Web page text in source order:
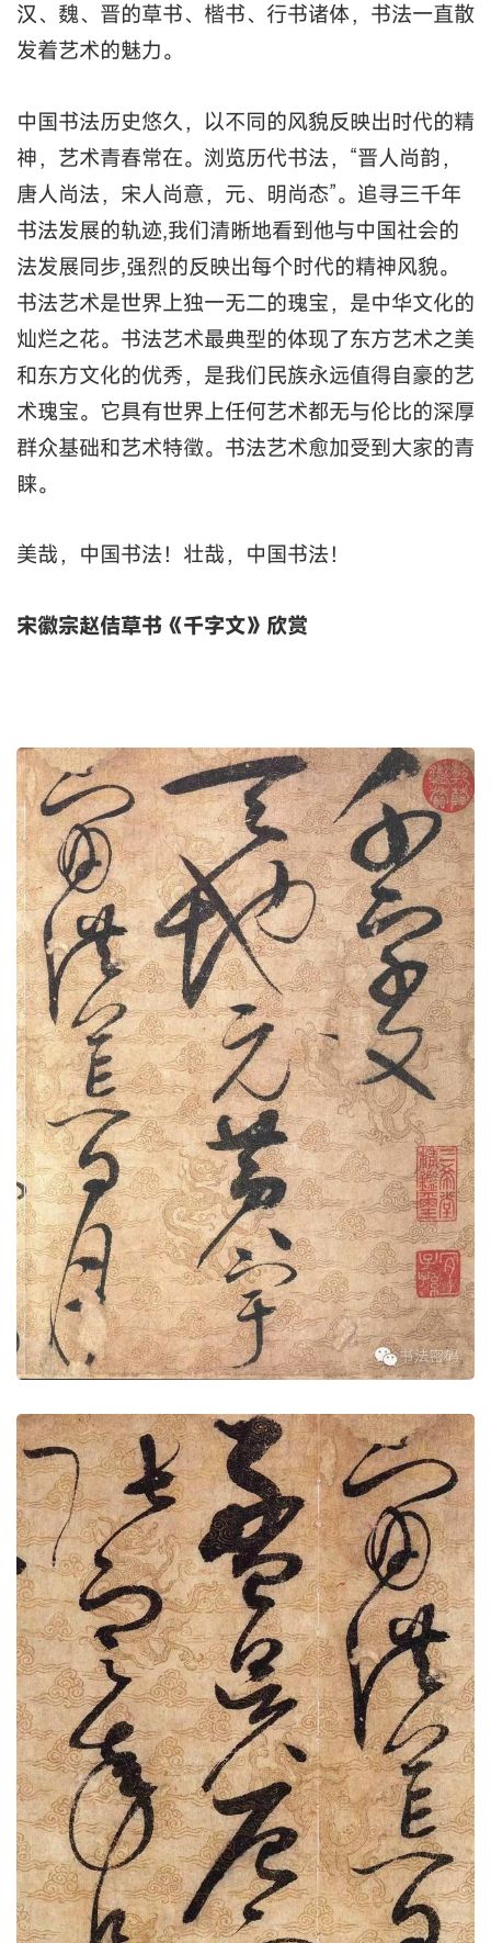
汉、魏、晋的草书、楷书、行书诸体，书法一直散
发着艺术的魅力。
中国书法历史悠久，以不同的风貌反映出时代的精
神，艺术青春常在。浏览历代书法，“晋人尚韵，
唐人尚法，宋人尚意，元、明尚态”。追寻三千年
书法发展的轨迹,我们清晰地看到他与中国社会的
法发展同步,强烈的反映出每个时代的精神风貌。
书法艺术是世界上独一无二的瑰宝，是中华文化的
灿烂之花。书法艺术最典型的体现了东方艺术之美
和东方文化的优秀，是我们民族永远值得自豪的艺
术瑰宝。它具有世界上任何艺术都无与伦比的深厚
群众基础和艺术特徵。书法艺术愈加受到大家的青
睐。
美哉，中国书法！壮哉，中国书法！
宋徽宗赵佶草书《千字文》欣赏